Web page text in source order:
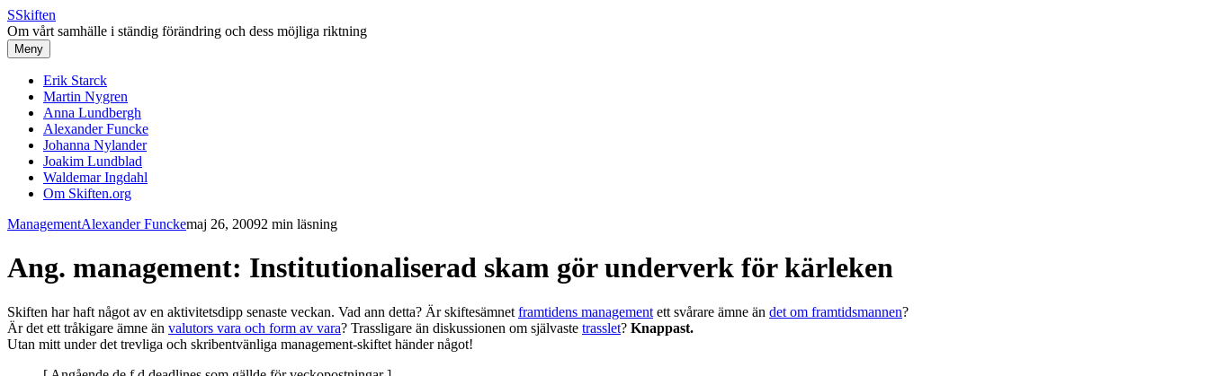
SSkiften
Om vårt samhälle i ständig förändring och dess möjliga riktning
Meny
Erik Starck
Martin Nygren
Anna Lundbergh
Alexander Funcke
Johanna Nylander
Joakim Lundblad
Waldemar Ingdahl
Om Skiften.org
ManagementAlexander Funckemaj 26, 20092 min läsning
Ang. management: Institutionaliserad skam gör underverk för kärleken
Skiften har haft något av en aktivitetsdipp senaste veckan. Vad ann detta? Är skiftesämnet framtidens management ett svårare ämne än det om framtidsmannen?
Är det ett tråkigare ämne än valutors vara och form av vara? Trassligare än diskussionen om självaste trasslet? Knappast.
Utan mitt under det trevliga och skribentvänliga management-skiftet händer något!